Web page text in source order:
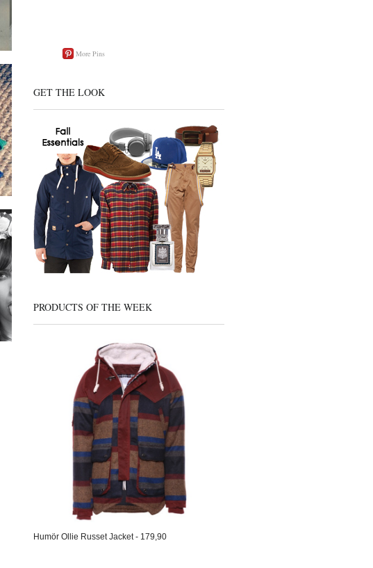
More Pins
GET THE LOOK
PRODUCTS OF THE WEEK
Humör Ollie Russet Jacket - 179,90